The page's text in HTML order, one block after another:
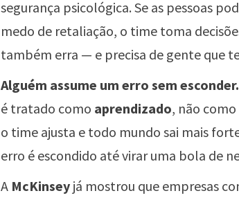
segurança psicológica. Se as pessoas
medo de retaliação, o time toma
também erra — e precisa de gente que
Alguém assume um erro sem esconder.
é tratado como aprendizado, não
o time ajusta e todo mundo sai mais
erro é escondido até virar uma bola de
A McKinsey já mostrou que empresas